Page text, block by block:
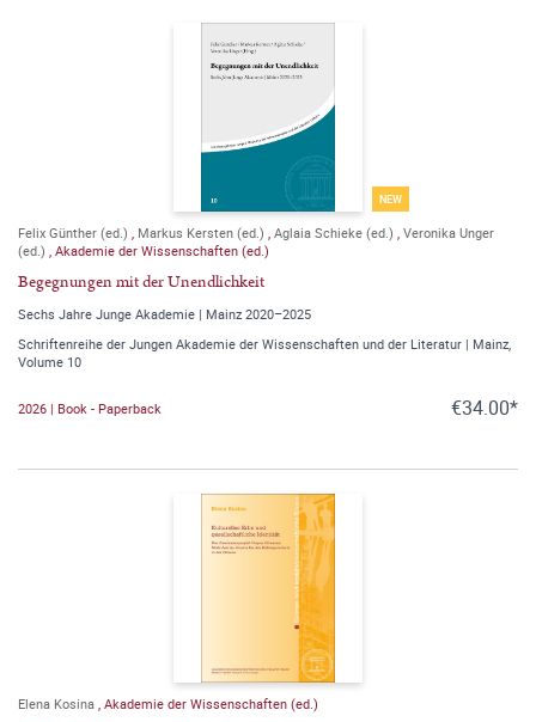
NEW
Felix Günther (ed.) , Markus Kersten (ed.) , Aglaia Schieke (ed.) , Veronika Unger
(ed.) , Akademie der Wissenschaften (ed.)
Begegnungen mit der Unendlichkeit
Sechs Jahre Junge Akademie | Mainz 2020–2025
Schriftenreihe der Jungen Akademie der Wissenschaften und der Literatur | Mainz,
Volume 10
2026 | Book - Paperback €34.00*
Elena Kosina , Akademie der Wissenschaften (ed.)